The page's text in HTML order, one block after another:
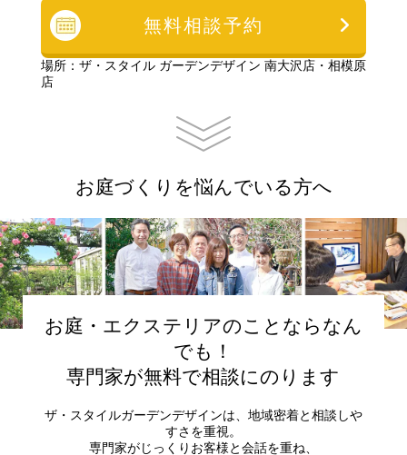
無料相談予約
場所：ザ・スタイル ガーデンデザイン 南大沢店・相模原
店
お庭づくりを悩んでいる方へ
お庭・エクステリアのことならなん
でも！
専門家が無料で相談にのります
ザ・スタイルガーデンデザインは、地域密着と相談しや
すさを重視。
専門家がじっくりお客様と会話を重ね、